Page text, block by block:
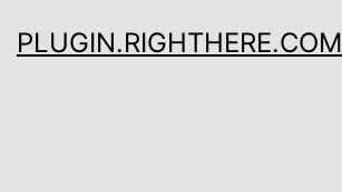
toPLUGIN.RIGHTHERE.COM